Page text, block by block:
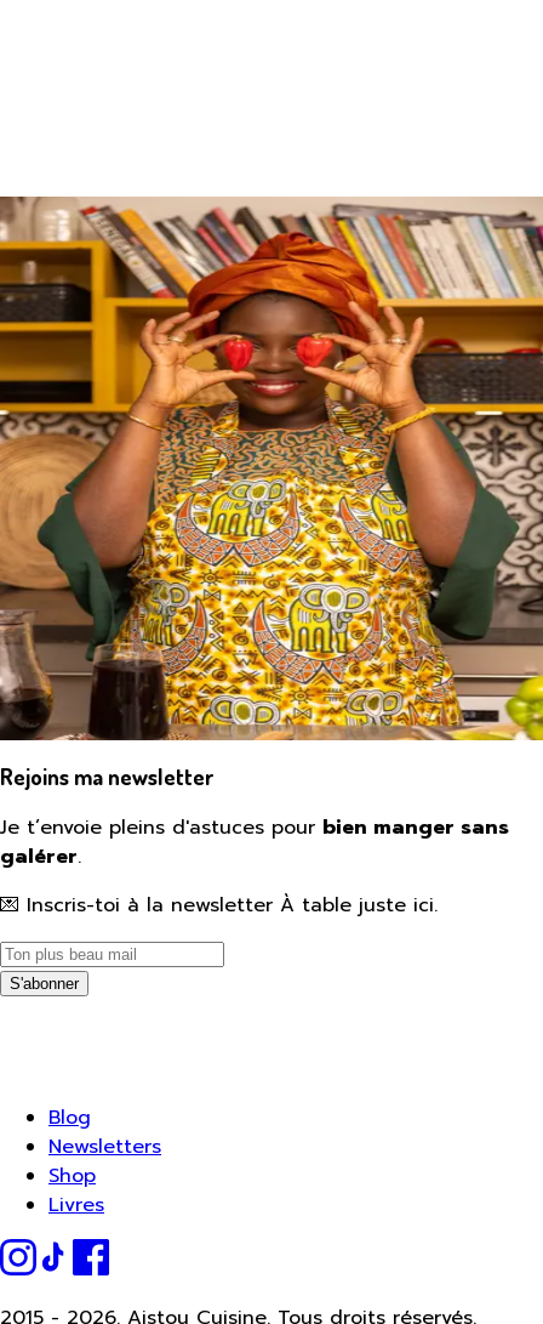
Rejoins ma newsletter
Je t’envoie pleins d'astuces pour bien manger sans
galérer.
💌 Inscris-toi à la newsletter À table juste ici.
S'abonner
Blog
Newsletters
Shop
Livres
2015 - 2026. Aistou Cuisine. Tous droits réservés.